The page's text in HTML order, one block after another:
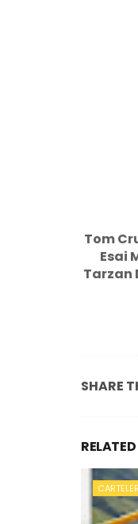
Tom
Esai
Tarzan
SHARE